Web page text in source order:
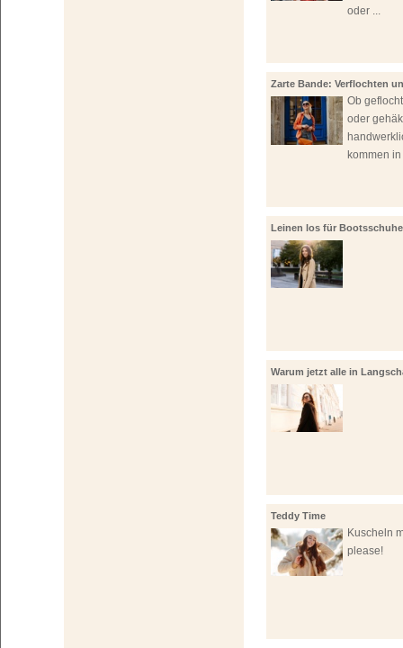
oder ...
Zarte Bande: Verflochten
Ob
oder
kommen
Leinen los für
Warum jetzt alle in
investieren!
Teddy Time
Kuscheln
please!